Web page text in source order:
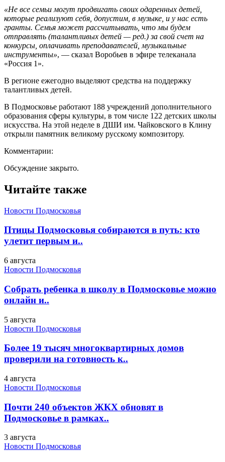
«Не все семьи могут продвигать своих одаренных детей,
которые реализуют себя, допустим, в музыке, и у нас есть
гранты. Семья может рассчитывать, что мы будем
отправлять (талантливых детей — ред.) за свой счет на
конкурсы, оплачивать преподавателей, музыкальные
инструменты», — сказал Воробьев в эфире телеканала
«Россия 1».​
В регионе ежегодно выделяют средства на поддержку
талантливых детей.
В Подмосковье работают 188 учреждений дополнительного
образования сферы культуры, в том числе 122 детских школы
искусства. На этой неделе в ДШИ им. Чайковского в Клину
открыли памятник великому русскому композитору.
Комментарии:
Обсуждение закрыто.
Читайте также
Новости Подмосковья
Птицы Подмосковья собираются в путь: кто
улетит первым и..
6 августа
Новости Подмосковья
Собрать ребенка в школу в Подмосковье можно
онлайн и..
5 августа
Новости Подмосковья
Более 19 тысяч многоквартирных домов
проверили на готовность к..
4 августа
Новости Подмосковья
Почти 240 объектов ЖКХ обновят в
Подмосковье в рамках..
3 августа
Новости Подмосковья